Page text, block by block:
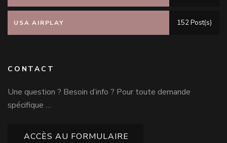
USA AIRPLAY 152 Post(s)
CONTACT
Une question ? Besoin d’info ? Pour toute demande
spécifique …
ACCÈS AU FORMULAIRE